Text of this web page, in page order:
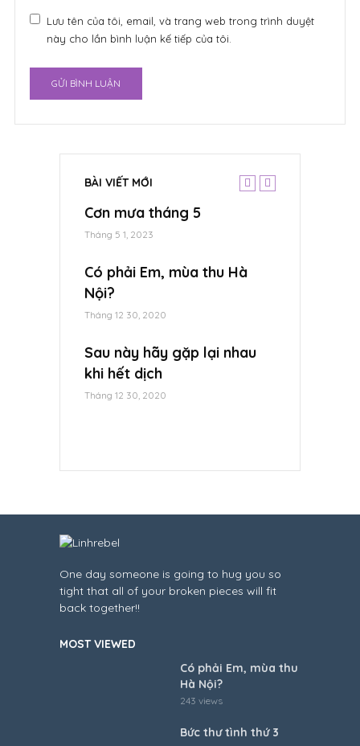
Lưu tên của tôi, email, và trang web trong trình duyệt
này cho lần bình luận kế tiếp của tôi.
BÀI VIẾT MỚI
Cơn mưa tháng 5
Tháng 5 1, 2023
Có phải Em, mùa thu Hà
Nội?
Tháng 12 30, 2020
Sau này hãy gặp lại nhau
khi hết dịch
Tháng 12 30, 2020
One day someone is going to hug you so
tight that all of your broken pieces will fit
back together!!
MOST VIEWED
Có phải Em, mùa thu
Hà Nội?
243 views
Bức thư tình thứ 3